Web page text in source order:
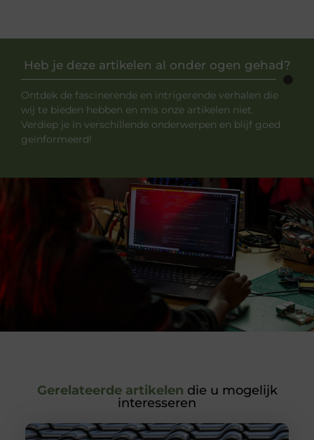
Heb je deze artikelen al onder ogen gehad?
Ontdek de fascinerende en intrigerende verhalen die
wij te bieden hebben en mis onze artikelen niet.
Verdiep je in verschillende onderwerpen en blijf goed
geïnformeerd!
Gerelateerde artikelen die u mogelijk
interesseren